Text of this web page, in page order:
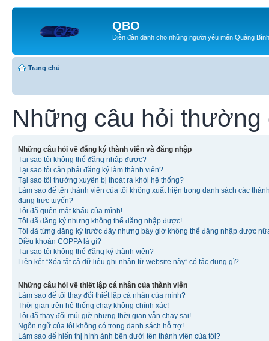
QBO
Diễn đàn dành cho những người yêu mến Quảng Bình
Trang chủ
Những câu hỏi thường
Những câu hỏi về đăng ký thành viên và đăng nhập
Tại sao tôi không thể đăng nhập được?
Tại sao tôi cần phải đăng ký làm thành viên?
Tại sao tôi thường xuyên bị thoát ra khỏi hệ thống?
Làm sao để tên thành viên của tôi không xuất hiện trong danh sách các
đang trực tuyến?
Tôi đã quên mật khẩu của mình!
Tôi đã đăng ký nhưng không thể đăng nhập được!
Tôi đã từng đăng ký trước đây nhưng bây giờ không thể đăng nhập được
Điều khoản COPPA là gì?
Tại sao tôi không thể đăng ký thành viên?
Liên kết “Xóa tất cả dữ liệu ghi nhận từ website này” có tác dụng gì?
Những câu hỏi về thiết lập cá nhân của thành viên
Làm sao để tôi thay đổi thiết lập cá nhân của mình?
Thời gian trên hệ thống chạy không chính xác!
Tôi đã thay đổi múi giờ nhưng thời gian vẫn chạy sai!
Ngôn ngữ của tôi không có trong danh sách hỗ trợ!
Làm sao để hiển thị hình ảnh bên dưới tên thành viên của tôi?